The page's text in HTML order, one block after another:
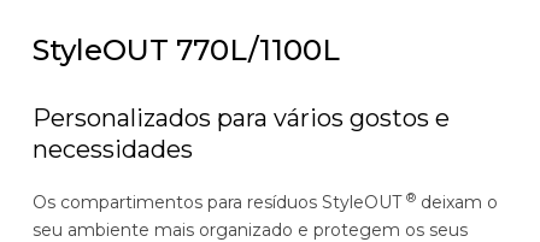
StyleOUT 770L/1100L
Personalizados para vários gostos e
necessidades
Os compartimentos para resíduos StyleOUT ®deixam o
seu ambiente mais organizado e protegem os seus